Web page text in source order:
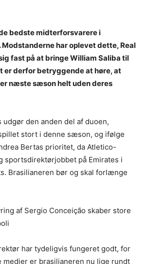
bedste midterforsvarere i
har oplevet dette, Real
fast på at bringe William Saliba til
er derfor betryggende at høre, at
næste sæson helt uden deres
udgør den anden del af duoen,
stort i denne sæson, og ifølge
Bertas prioritet, da Atletico-
sportsdirektørjobbet på Emirates i
Brasilianeren bør og skal forlænge
af Sergio Conceição skaber store
har tydeligvis fungeret godt, for
medier er brasilianeren nu lige rundt